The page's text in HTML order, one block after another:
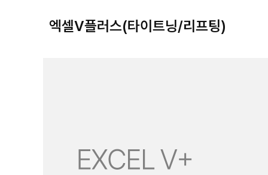
엑셀V플러스(타이트닝/리프팅)